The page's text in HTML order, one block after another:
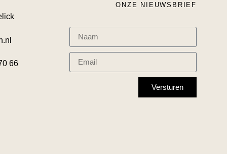
66
ONZE NIEUWSBRIEF
Versturen